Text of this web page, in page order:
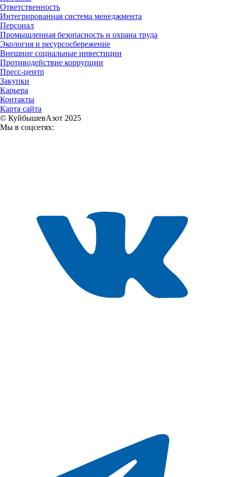
Ответственность
Интегрированная система менеджмента
Персонал
Промышленная безопасность и охрана труда
Экология и ресурсосбережение
Внешние социальные инвестиции
Противодействие коррупции
Пресс-центр
Закупки
Карьера
Контакты
Карта сайта
© КуйбышевАзот 2025
Мы в соцсетях: